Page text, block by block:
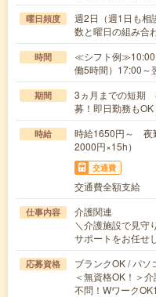
曜日頻度
週2日（週1日も相
数と曜日の組み合
時間
≪シフト例≫10:00
働5時間）17:00
期間
3ヵ月までの短期
募！即日勤務もOK
時給
時給1650円～ 夜
2000円×15h）
交通費
交通費全額支給
仕事内容
介護関連
＼介護施設で見守
サポートをお任
応募資格
ブランクOK / パソ
＜無資格OK！＞
不問！Wワーク